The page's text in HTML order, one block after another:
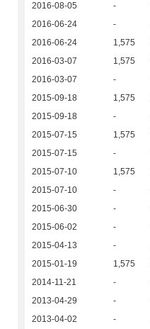
2016-08-05
-
2016-06-24
-
2016-06-24
1,575
2016-03-07
1,575
2016-03-07
-
2015-09-18
1,575
2015-09-18
-
2015-07-15
1,575
2015-07-15
-
2015-07-10
1,575
2015-07-10
-
2015-06-30
-
2015-06-02
-
2015-04-13
-
2015-01-19
1,575
2014-11-21
-
2013-04-29
-
2013-04-02
-